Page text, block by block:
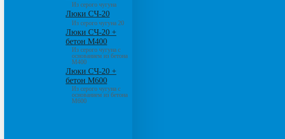
Из серого чугуна
Люки СЧ-20
Из серого чугуна 20
Люки СЧ-20 +
бетон М400
Из серого чугуна с
основанием из бетона
М400
Люки СЧ-20 +
бетон М600
Из серого чугуна с
основанием из бетона
М600